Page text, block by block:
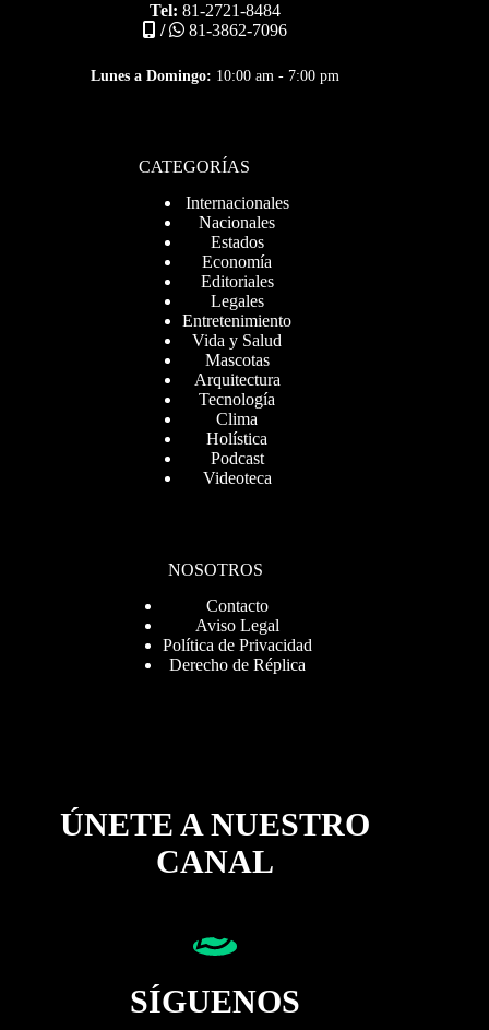
Tel: 81-2721-8484
/
81-3862-7096
Lunes a Domingo: 10:00 am - 7:00 pm
CATEGORÍAS
Internacionales
Nacionales
Estados
Economía
Editoriales
Legales
Entretenimiento
Vida y Salud
Mascotas
Arquitectura
Tecnología
Clima
Holística
Podcast
Videoteca
NOSOTROS
Contacto
Aviso Legal
Política de Privacidad
Derecho de Réplica
ÚNETE A NUESTRO
CANAL
SÍGUENOS